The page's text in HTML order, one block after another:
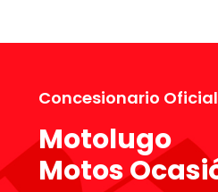
Concesionario Oficial
Motolugo
Motos